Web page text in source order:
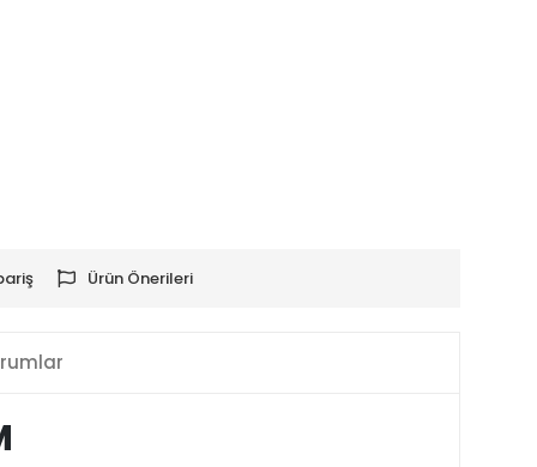
Ürün Önerileri